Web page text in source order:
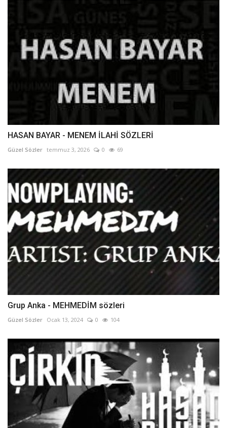
HASAN BAYAR - MENEM İLAHİ SÖZLERİ
Güzel Sözler temmuz 3, 2026 0 69
Grup Anka - MEHMEDİM sözleri
Güzel Sözler Ocak 13, 2024 0 104